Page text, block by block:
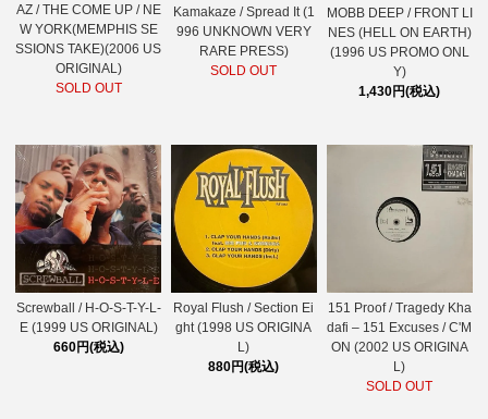
AZ / THE COME UP / NE
W YORK(MEMPHIS SE
SSIONS TAKE)(2006 US
ORIGINAL)
SOLD OUT
Kamakaze / Spread It (1
996 UNKNOWN VERY
RARE PRESS)
SOLD OUT
MOBB DEEP / FRONT LI
NES (HELL ON EARTH)
(1996 US PROMO ONL
Y)
1,430円(税込)
Screwball / H-O-S-T-Y-L-
E (1999 US ORIGINAL)
660円(税込)
Royal Flush / Section Ei
ght (1998 US ORIGINA
L)
880円(税込)
151 Proof / Tragedy Kha
dafi – 151 Excuses / C'M
ON (2002 US ORIGINA
L)
SOLD OUT